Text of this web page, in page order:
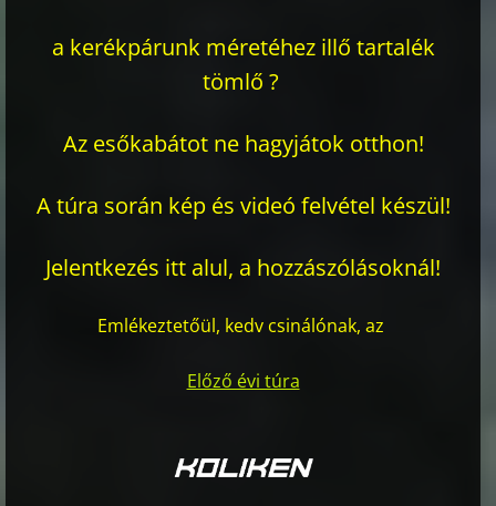
a kerékpárunk méretéhez illő tartalék
tömlő ?
Az esőkabátot ne hagyjátok otthon!
A túra során kép és videó felvétel készül!
Jelentkezés itt alul, a hozzászólásoknál!
Emlékeztetőül, kedv csinálónak, az
Előző évi túra